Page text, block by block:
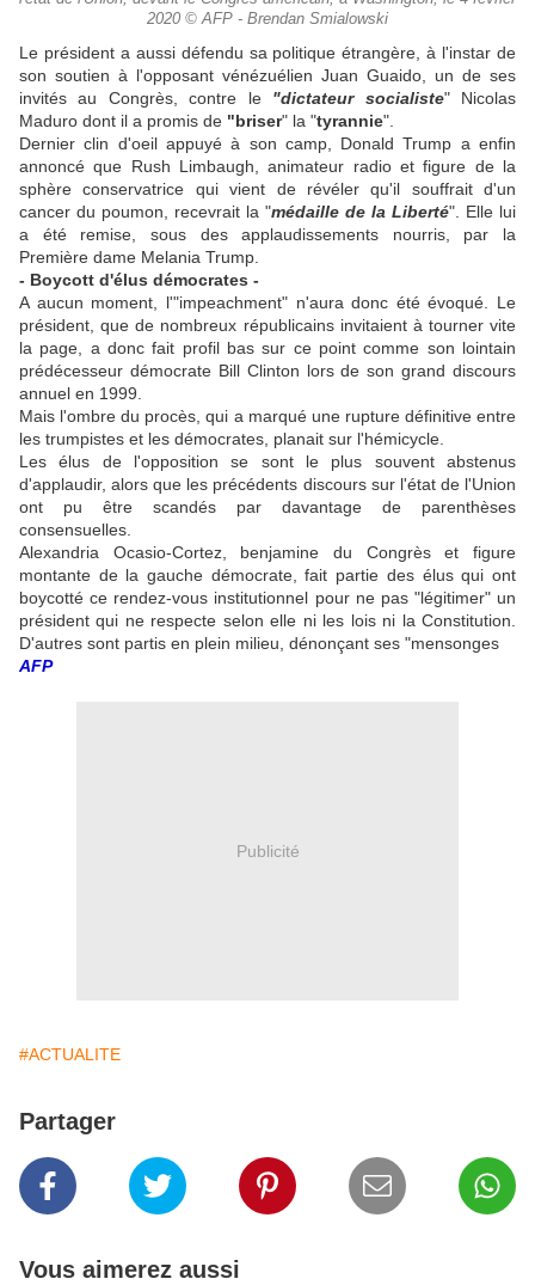
2020 © AFP - Brendan Smialowski
Le président a aussi défendu sa politique étrangère, à l'instar de
son soutien à l'opposant vénézuélien Juan Guaido, un de ses
invités au Congrès, contre le "dictateur socialiste" Nicolas
Maduro dont il a promis de "briser" la "tyrannie".
Dernier clin d'oeil appuyé à son camp, Donald Trump a enfin
annoncé que Rush Limbaugh, animateur radio et figure de la
sphère conservatrice qui vient de révéler qu'il souffrait d'un
cancer du poumon, recevrait la "médaille de la Liberté". Elle lui
a été remise, sous des applaudissements nourris, par la
Première dame Melania Trump.
- Boycott d'élus démocrates -
A aucun moment, l'"impeachment" n'aura donc été évoqué. Le
président, que de nombreux républicains invitaient à tourner vite
la page, a donc fait profil bas sur ce point comme son lointain
prédécesseur démocrate Bill Clinton lors de son grand discours
annuel en 1999.
Mais l'ombre du procès, qui a marqué une rupture définitive entre
les trumpistes et les démocrates, planait sur l'hémicycle.
Les élus de l'opposition se sont le plus souvent abstenus
d'applaudir, alors que les précédents discours sur l'état de l'Union
ont pu être scandés par davantage de parenthèses
consensuelles.
Alexandria Ocasio-Cortez, benjamine du Congrès et figure
montante de la gauche démocrate, fait partie des élus qui ont
boycotté ce rendez-vous institutionnel pour ne pas "légitimer" un
président qui ne respecte selon elle ni les lois ni la Constitution.
D'autres sont partis en plein milieu, dénonçant ses "mensonges
AFP
Publicité
#ACTUALITE
Partager
Vous aimerez aussi